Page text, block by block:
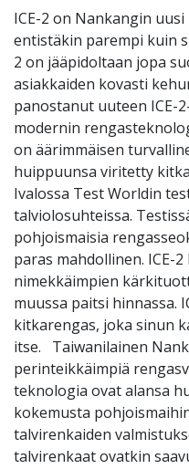
ICE-2 on Nankangin
entistäkin parempi kuin
2 on jääpidoltaan jopa
asiakkaiden kovasti
panostanut uuteen ICE-
modernin
on äärimmäisen
huippuunsa viritetty
Ivalossa Test Worldin
talviolosuhteissa.
pohjoismaisia
paras mahdollinen. ICE-
nimekkäimpien
muussa paitsi hinnassa.
kitkarengas, joka sinun
itse. Taiwanilainen
perinteikkäimpiä
teknologia ovat alansa
kokemusta
talvirenkaiden
talvirenkaat ovatkin